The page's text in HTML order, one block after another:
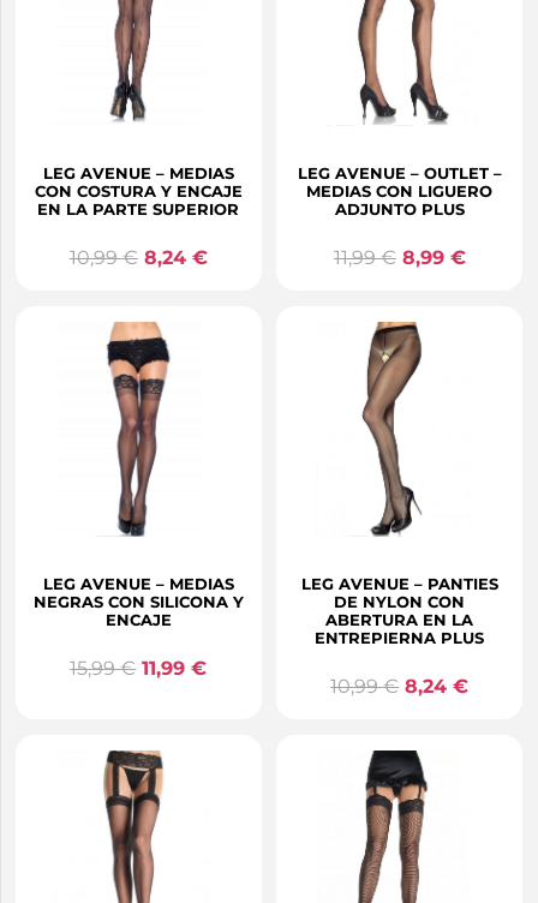
LEG AVENUE – MEDIAS
CON COSTURA Y ENCAJE
EN LA PARTE SUPERIOR
10,99€ 8,24 €
LEG AVENUE – OUTLET –
MEDIAS CON LIGUERO
ADJUNTO PLUS
11,99€ 8,99 €
LEG AVENUE – MEDIAS
NEGRAS CON SILICONA Y
ENCAJE
15,99€ 11,99€
LEG AVENUE – PANTIES
DE NYLON CON
ABERTURA EN LA
ENTREPIERNA PLUS
10,99€ 8,24€